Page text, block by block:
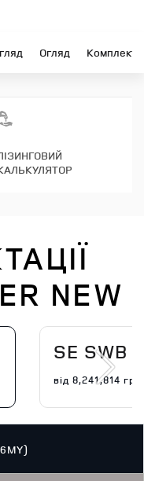
Огляд
NEW
SE SWB
від 8,241,814 грн